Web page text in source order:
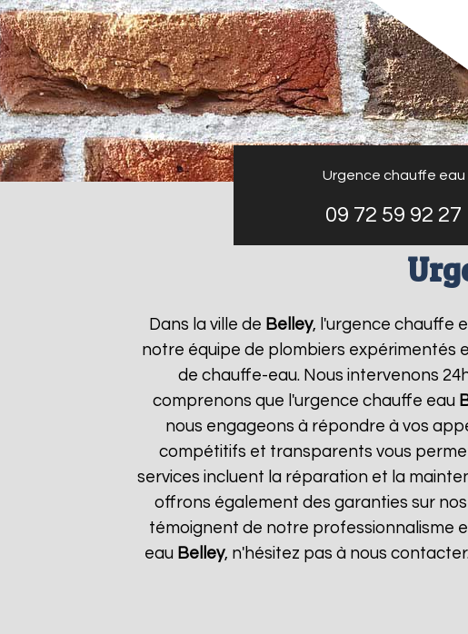
Urgence chauffe eau
09 72 59 92 27
Dans la ville de Belley, l'urgence chauffe
notre équipe de plombiers expérimentés
de chauffe-eau. Nous intervenons
comprenons que l'urgence chauffe eau
nous engageons à répondre à vos
compétitifs et transparents vous
services incluent la réparation et la
offrons également des garanties sur
témoignent de notre professionnalisme
eau Belley, n'hésitez pas à nous